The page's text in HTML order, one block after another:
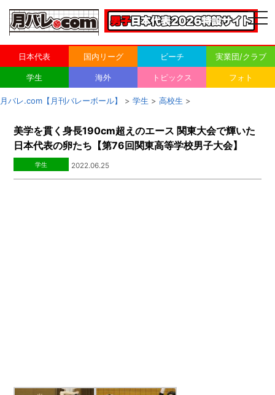
日本代表 国内リーグ ビーチ 実業団/クラブ
学生 海外 トピックス フォト
月バレ.com【月刊バレーボール】 > 学生 > 高校生 >
美学を貫く身長190cm超えのエース 関東大会で輝いた
日本代表の卵たち【第76回関東高等学校男子大会】
学生 2022.06.25